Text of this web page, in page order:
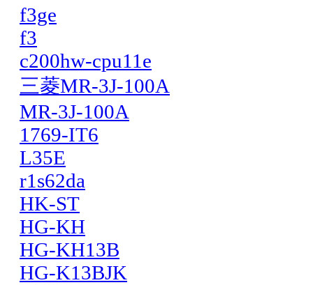
f3ge
f3
c200hw-cpu11e
三菱MR-3J-100A
MR-3J-100A
1769-IT6
L35E
r1s62da
HK-ST
HG-KH
HG-KH13B
HG-K13BJK